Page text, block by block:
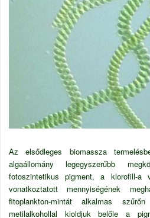
Az elsődleges biomassza
algaállomány legegyszerűbb
fotoszintetikus pigment, a klorofill-a
vonatkoztatott mennyiségének
fitoplankton-mintát alkalmas
metilalkohollal kioldjuk belőle a